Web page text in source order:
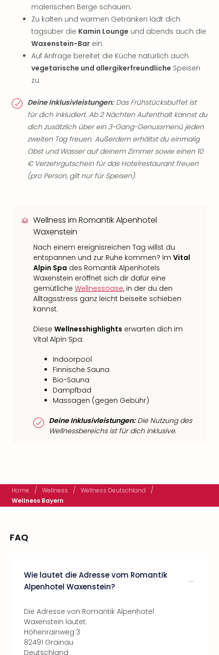
malerischen Berge schauen.
Zu kalten und warmen Getränken lädt dich
tagsüber die Kamin Lounge und abends auch die
Waxenstein-Bar ein.
Auf Anfrage bereitet die Küche natürlich auch
vegetarische und allergikerfreundliche Speisen
zu.
Deine Inklusivleistungen:Das Frühstücksbuffet ist
für dich inkludiert. Ab 2 Nächten Aufenthalt kannst du
dich zusätzlich über ein 3-Gang-Genussmenü jeden
zweiten Tag freuen. Außerdem erhältst du einmalig
Obst und Wasser auf deinem Zimmer sowie einen 10
€ Verzehrgutschein für das Hotelrestaurant freuen
(pro Person, gilt nur für Speisen).
Wellness im Romantik Alpenhotel
Waxenstein
Nach einem ereignisreichen Tag willst du
entspannen und zur Ruhe kommen? Im Vital
Alpin Spa des Romantik Alpenhotels
Waxenstein eröffnet sich dir dafür eine
gemütliche Wellnessoase, in der du den
Alltagsstress ganz leicht beiseite schieben
kannst.
Diese Wellnesshighlights erwarten dich im
Vital Alpin Spa:
Indoorpool
Finnische Sauna
Bio-Sauna
Dampfbad
Massagen (gegen Gebühr)
Deine Inklusivleistungen:Die Nutzung des
Wellnessbereichs ist für dich inklusive.
Home / Wellness / Wellness Deutschland /
Wellness Bayern
FAQ
Wie lautet die Adresse vom Romantik
Alpenhotel Waxenstein?
Die Adresse von Romantik Alpenhotel
Waxenstein lautet:
Höhenrainweg 3
82491 Grainau
Deutschland